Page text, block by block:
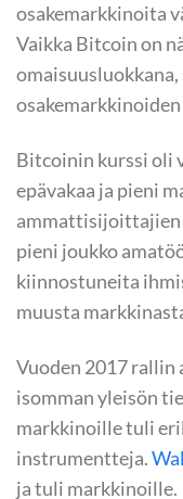
osakemarkkinoita
Vaikka Bitcoin on
osakemarkkinoiden
Bitcoinin kurssi oli
epävakaa ja pieni
ammattisijoittajien
pieni joukko
kiinnostuneita
muusta
Vuoden 2017 rallin
isomman yleisön
markkinoille tuli
instrumentteja.
ja tuli markkinoille.